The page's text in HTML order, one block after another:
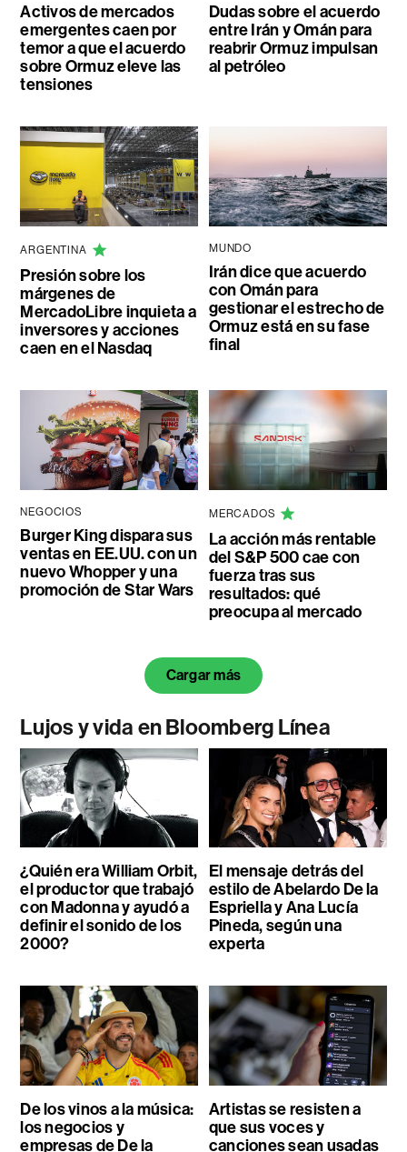
Activos de mercados
emergentes caen por
temor a que el acuerdo
sobre Ormuz eleve las
tensiones
Dudas sobre el acuerdo
entre Irán y Omán para
reabrir Ormuz impulsan
al petróleo
ARGENTINA
Presión sobre los
márgenes de
MercadoLibre inquieta a
inversores y acciones
caen en el Nasdaq
MUNDO
Irán dice que acuerdo
con Omán para
gestionar el estrecho de
Ormuz está en su fase
final
NEGOCIOS
Burger King dispara sus
ventas en EE.UU. con un
nuevo Whopper y una
promoción de Star Wars
MERCADOS
La acción más rentable
del S&P 500 cae con
fuerza tras sus
resultados: qué
preocupa al mercado
Cargar más
Lujos y vida en Bloomberg Línea
¿Quién era William Orbit,
el productor que trabajó
con Madonna y ayudó a
definir el sonido de los
2000?
El mensaje detrás del
estilo de Abelardo De la
Espriella y Ana Lucía
Pineda, según una
experta
De los vinos a la música:
los negocios y
empresas de De la
Artistas se resisten a
que sus voces y
canciones sean usadas